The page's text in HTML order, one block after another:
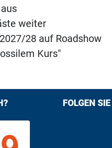
weiter
28 auf Roadshow
Kurs"
FOLGEN